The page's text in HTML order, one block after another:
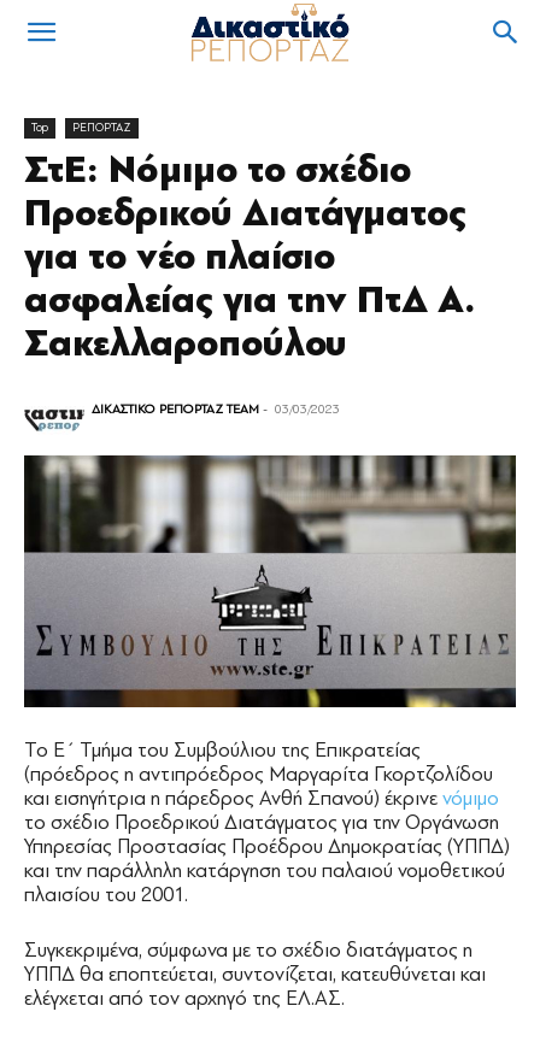
Top ΡΕΠΟΡΤΑΖ
ΣτΕ: Νόμιμο το σχέδιο
Προεδρικού Διατάγματος
για το νέο πλαίσιο
ασφαλείας για την ΠτΔ Α.
Σακελλαροπούλου
ΔΙΚΑΣΤΙΚΟ ΡΕΠΟΡΤΑΖ TEAM - 03/03/2023
Το Ε΄ Τμήμα του Συμβούλιου της Επικρατείας
(πρόεδρος η αντιπρόεδρος Μαργαρίτα Γκορτζολίδου
και εισηγήτρια η πάρεδρος Ανθή Σπανού) έκρινε νόμιμο
το σχέδιο Προεδρικού Διατάγματος για την Οργάνωση
Υπηρεσίας Προστασίας Προέδρου Δημοκρατίας (ΥΠΠΔ)
και την παράλληλη κατάργηση του παλαιού νομοθετικού
πλαισίου του 2001.
Συγκεκριμένα, σύμφωνα με το σχέδιο διατάγματος η
ΥΠΠΔ θα εποπτεύεται, συντονίζεται, κατευθύνεται και
ελέγχεται από τον αρχηγό της ΕΛ.ΑΣ.